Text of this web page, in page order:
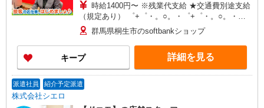
時給1400円〜 ※残業代支給 ★交通費別途支給
（規定あり） ゜+゜・。○。・゜+゜・。○。・゜
+゜ 入社祝い金10万円支給(規定有) お友達を紹介
頂くと, インセンティブ支給(規定有) ★月2回払
い・週払い可能（規程有）★ ゜・。○。・゜
+゜・。○。・゜+゜
群馬県桐生市のsoftbankショップ
キープ 詳細を見る
派遣社員 紹介予定派遣
株式会社シエロ